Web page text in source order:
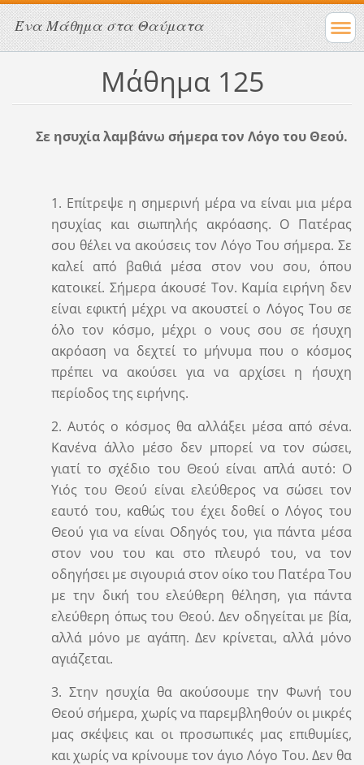
Ένα Μάθημα στα Θαύματα
Μάθημα 125
Σε ησυχία λαμβάνω σήμερα τον Λόγο του Θεού.
1. Επίτρεψε η σημερινή μέρα να είναι μια μέρα
ησυχίας και σιωπηλής ακρόασης. Ο Πατέρας
σου θέλει να ακούσεις τον Λόγο Του σήμερα. Σε
καλεί από βαθιά μέσα στον νου σου, όπου
κατοικεί. Σήμερα άκουσέ Τον. Καμία ειρήνη δεν
είναι εφικτή μέχρι να ακουστεί ο Λόγος Του σε
όλο τον κόσμο, μέχρι ο νους σου σε ήσυχη
ακρόαση να δεχτεί το μήνυμα που ο κόσμος
πρέπει να ακούσει για να αρχίσει η ήσυχη
περίοδος της ειρήνης.
2. Αυτός ο κόσμος θα αλλάξει μέσα από σένα.
Κανένα άλλο μέσο δεν μπορεί να τον σώσει,
γιατί το σχέδιο του Θεού είναι απλά αυτό: Ο
Υιός του Θεού είναι ελεύθερος να σώσει τον
εαυτό του, καθώς του έχει δοθεί ο Λόγος του
Θεού για να είναι Οδηγός του, για πάντα μέσα
στον νου του και στο πλευρό του, να τον
οδηγήσει με σιγουριά στον οίκο του Πατέρα Του
με την δική του ελεύθερη θέληση, για πάντα
ελεύθερη όπως του Θεού. Δεν οδηγείται με βία,
αλλά μόνο με αγάπη. Δεν κρίνεται, αλλά μόνο
αγιάζεται.
3. Στην ησυχία θα ακούσουμε την Φωνή του
Θεού σήμερα, χωρίς να παρεμβληθούν οι μικρές
μας σκέψεις και οι προσωπικές μας επιθυμίες,
και χωρίς να κρίνουμε τον άγιο Λόγο Του. Δεν θα